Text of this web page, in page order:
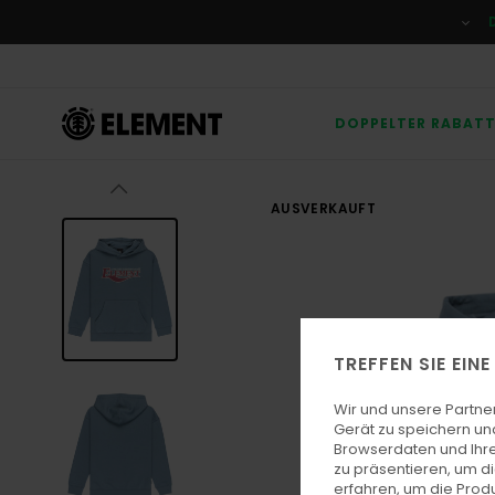
Produktinformation
DOPPELTER RABATT
AUSVERKAUFT
TREFFEN SIE
Wir und unsere
Gerät zu speichern
Browserdaten und
zu präsentieren, um
erfahren, um die